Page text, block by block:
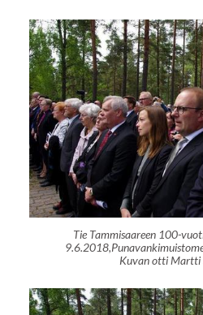
Tie Tammisaareen 100-
Kuvan otti Martti